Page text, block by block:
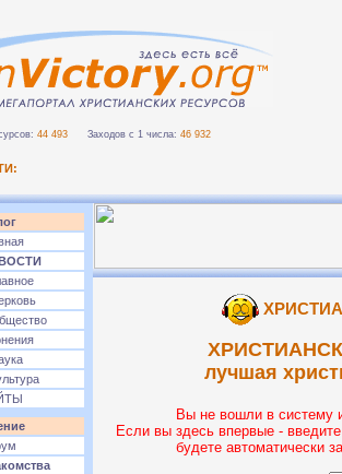
44 493 Заходов с 1 числа: 46 932
лучшая
Вы не вошли в систему
Если вы здесь впервые -
будете автоматически